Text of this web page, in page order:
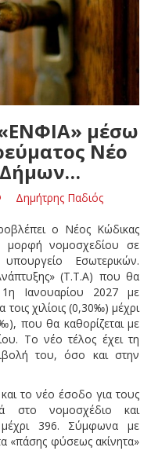
μέσω
Νέο
Δημήτρης Παδιός
ο Νέος Κώδικας
μορφή νομοσχεδίου σε
Εσωτερικών.
(Τ.Τ.Α) που θα
Ιανουαρίου 2027 με
χιλίοις (0,30‰) μέχρι
που θα καθορίζεται με
Το νέο τέλος έχει τη
του, όσο και στην
το νέο έσοδο για τους
στο νομοσχέδιο και
396. Σύμφωνα με
«πάσης φύσεως ακίνητα»